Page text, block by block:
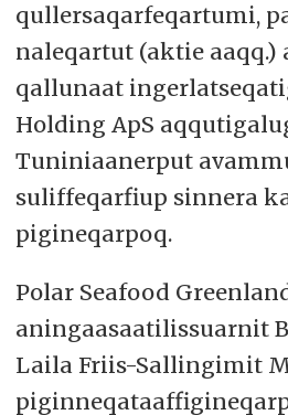
qullersaqarfeqartumi,
naleqartut (aktie aaqq.)
qallunaat
Holding ApS
Tuniniaanerput
suliffeqarfiup sinnera
pigineqarpoq.
Polar Seafood
aningaasaatilissuarnit
Laila Friis-Sallingimit